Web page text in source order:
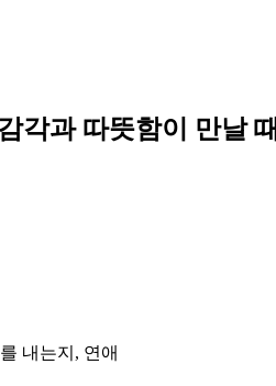
각과 따뜻함이 만날 때
내는지, 연애